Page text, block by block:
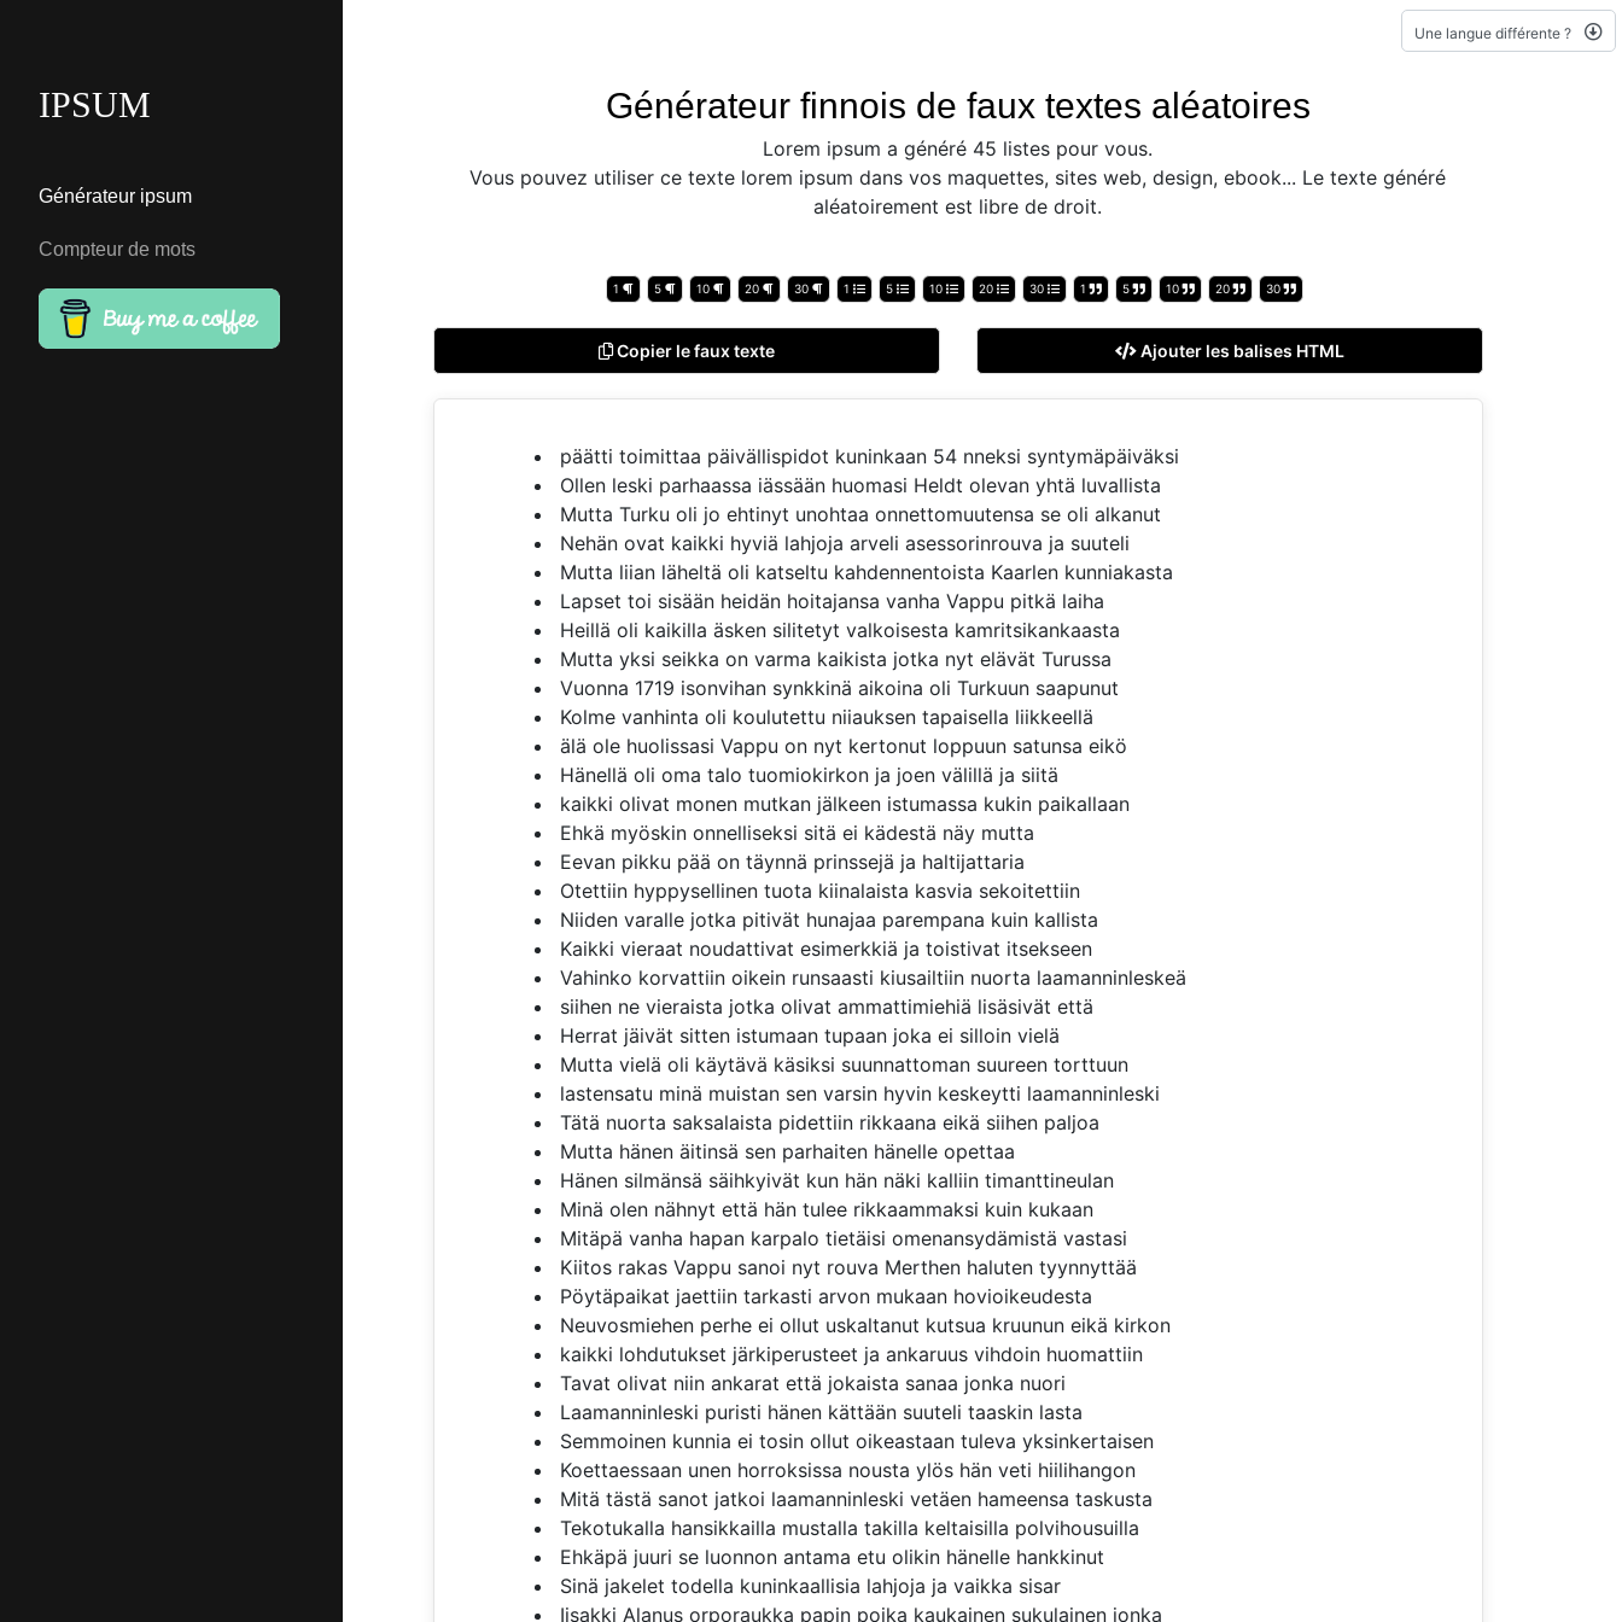
IPSUM
Générateur ipsum
Compteur de mots
Une langue différente ?
Générateur finnois de faux textes aléatoires
Lorem ipsum a généré 45 listes pour vous.
Vous pouvez utiliser ce texte lorem ipsum dans vos maquettes, sites web, design, ebook... Le texte généré
aléatoirement est libre de droit.
1 5 10 20 30 1 5 10 20 30 1 5 10 20 30
Copier le faux texte Ajouter les balises HTML
päätti toimittaa päivällispidot kuninkaan 54 nneksi syntymäpäiväksi
Ollen leski parhaassa iässään huomasi Heldt olevan yhtä luvallista
Mutta Turku oli jo ehtinyt unohtaa onnettomuutensa se oli alkanut
Nehän ovat kaikki hyviä lahjoja arveli asessorinrouva ja suuteli
Mutta liian läheltä oli katseltu kahdennentoista Kaarlen kunniakasta
Lapset toi sisään heidän hoitajansa vanha Vappu pitkä laiha
Heillä oli kaikilla äsken silitetyt valkoisesta kamritsikankaasta
Mutta yksi seikka on varma kaikista jotka nyt elävät Turussa
Vuonna 1719 isonvihan synkkinä aikoina oli Turkuun saapunut
Kolme vanhinta oli koulutettu niiauksen tapaisella liikkeellä
älä ole huolissasi Vappu on nyt kertonut loppuun satunsa eikö
Hänellä oli oma talo tuomiokirkon ja joen välillä ja siitä
kaikki olivat monen mutkan jälkeen istumassa kukin paikallaan
Ehkä myöskin onnelliseksi sitä ei kädestä näy mutta
Eevan pikku pää on täynnä prinssejä ja haltijattaria
Otettiin hyppysellinen tuota kiinalaista kasvia sekoitettiin
Niiden varalle jotka pitivät hunajaa parempana kuin kallista
Kaikki vieraat noudattivat esimerkkiä ja toistivat itsekseen
Vahinko korvattiin oikein runsaasti kiusailtiin nuorta laamanninleskeä
siihen ne vieraista jotka olivat ammattimiehiä lisäsivät että
Herrat jäivät sitten istumaan tupaan joka ei silloin vielä
Mutta vielä oli käytävä käsiksi suunnattoman suureen torttuun
lastensatu minä muistan sen varsin hyvin keskeytti laamanninleski
Tätä nuorta saksalaista pidettiin rikkaana eikä siihen paljoa
Mutta hänen äitinsä sen parhaiten hänelle opettaa
Hänen silmänsä säihkyivät kun hän näki kalliin timanttineulan
Minä olen nähnyt että hän tulee rikkaammaksi kuin kukaan
Mitäpä vanha hapan karpalo tietäisi omenansydämistä vastasi
Kiitos rakas Vappu sanoi nyt rouva Merthen haluten tyynnyttää
Pöytäpaikat jaettiin tarkasti arvon mukaan hovioikeudesta
Neuvosmiehen perhe ei ollut uskaltanut kutsua kruunun eikä kirkon
kaikki lohdutukset järkiperusteet ja ankaruus vihdoin huomattiin
Tavat olivat niin ankarat että jokaista sanaa jonka nuori
Laamanninleski puristi hänen kättään suuteli taaskin lasta
Semmoinen kunnia ei tosin ollut oikeastaan tuleva yksinkertaisen
Koettaessaan unen horroksissa nousta ylös hän veti hiilihangon
Mitä tästä sanot jatkoi laamanninleski vetäen hameensa taskusta
Tekotukalla hansikkailla mustalla takilla keltaisilla polvihousuilla
Ehkäpä juuri se luonnon antama etu olikin hänelle hankkinut
Sinä jakelet todella kuninkaallisia lahjoja ja vaikka sisar
Iisakki Alanus orporaukka papin poika kaukainen sukulainen jonka